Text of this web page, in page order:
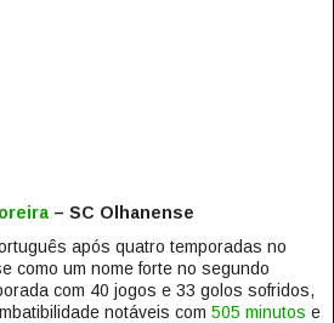
– SC Olhanense
após quatro temporadas no
como um nome forte no segundo
com 40 jogos e 33 golos sofridos,
notáveis com 505 minutos e